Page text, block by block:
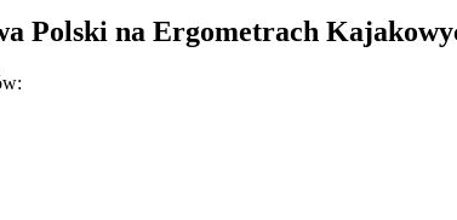
Polski na Ergometrach